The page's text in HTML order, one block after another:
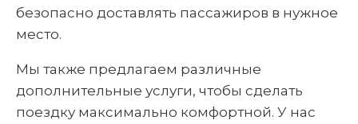
безопасно доставлять пассажиров в нужное
место.
Мы также предлагаем различные
дополнительные услуги, чтобы сделать
поездку максимально комфортной. У нас